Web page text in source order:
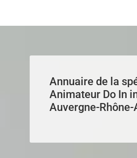
Annuaire de la
Animateur Do In
Auvergne-Rhône-